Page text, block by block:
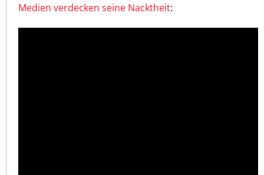
Medien verdecken seine Nacktheit: